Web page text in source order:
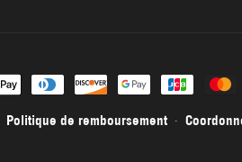
Politique de remboursement